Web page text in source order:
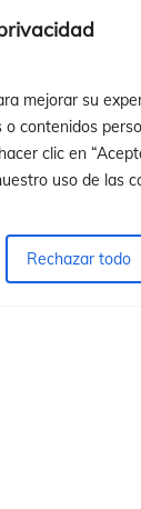
mejorar su
o contenidos
clic en
uso de las
Rechazar todo